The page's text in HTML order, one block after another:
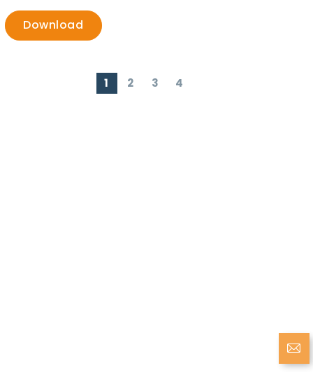
Download
1 2 3 4